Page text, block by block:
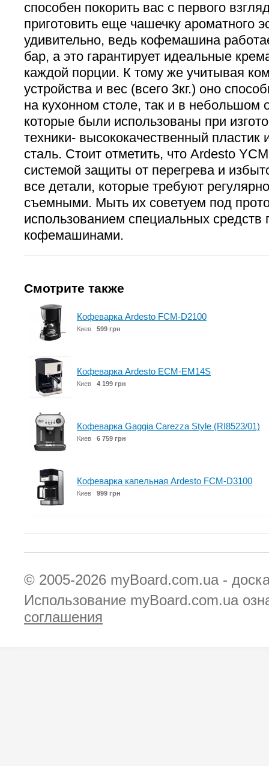
способен покорить вас с первого
приготовить еще чашечку ароматного
удивительно, ведь кофемашина
бар, а это гарантирует идеальные
каждой порции. К тому же учитывая
устройства и вес (всего 3кг.) оно
на кухонном столе, так и в
которые были использованы при
техники- высококачественный
сталь. Стоит отметить, что Ardesto
системой защиты от перегрева и
все детали, которые требуют
съемными. Мыть их советуем под
использованием специальных средств
кофемашинами.
Смотрите также
Кофеварка Ardesto FCM-D2100
Киев 599 грн
Кофеварка Ardesto ECM-EM14S
Киев 4 199 грн
Кофеварка Gaggia Carezza Style (RI8523/01)
Киев 6 759 грн
Кофеварка капельная Ardesto FCM-D3100
Киев 999 грн
© 2005-2026 myBoard.com.ua -
Использование myBoard.com.ua
соглашения